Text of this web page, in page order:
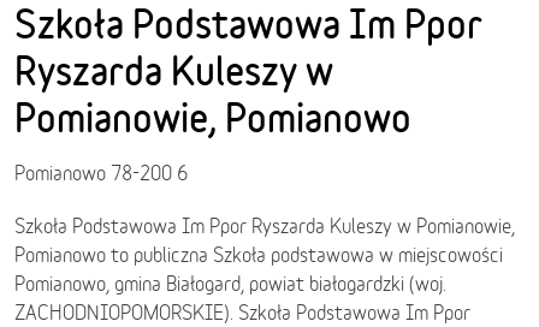
Szkoła Podstawowa Im Ppor
Ryszarda Kuleszy w
Pomianowie, Pomianowo
Pomianowo 78-200 6
Szkoła Podstawowa Im Ppor Ryszarda Kuleszy w Pomianowie,
Pomianowo to publiczna Szkoła podstawowa w miejscowości
Pomianowo, gmina Białogard, powiat białogardzki (woj.
ZACHODNIOPOMORSKIE). Szkoła Podstawowa Im Ppor